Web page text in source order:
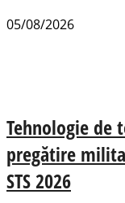
05/08/2026
Tehnologie de
pregătire
STS 2026